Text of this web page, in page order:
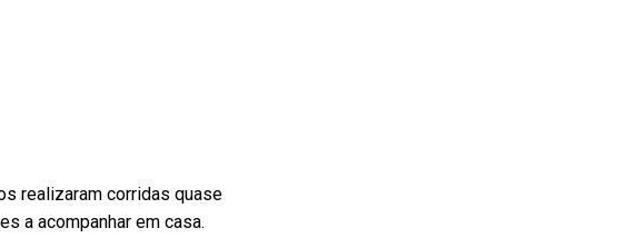
realizaram corridas quase
a acompanhar em casa.